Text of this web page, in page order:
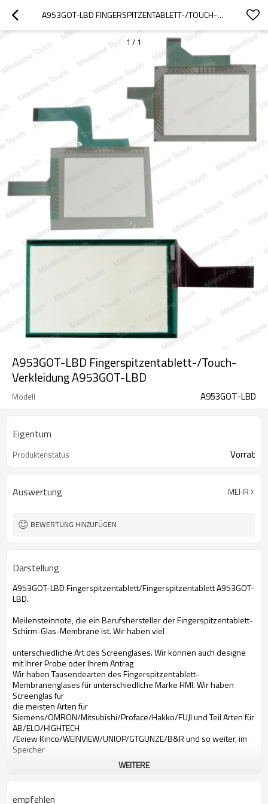
A953GOT-LBD FINGERSPITZENTABLETT-/TOUCH-VERKLEIDUNG A953GOT-LBD
1 / 1
A953GOT-LBD Fingerspitzentablett-/Touch-
Verkleidung A953GOT-LBD
Modell A953GOT-LBD
Eigentum
Produktenstatus Vorrat
Auswertung MEHR
BEWERTUNG HINZUFÜGEN
Darstellung
A953GOT-LBD Fingerspitzentablett/Fingerspitzentablett A953GOT-
LBD.
Meilensteinnote, die ein Berufshersteller der Fingerspitzentablett-
Schirm-Glas-Membrane ist. Wir haben viel
unterschiedliche Art des Screenglases. Wir können auch designe
mit Ihrer Probe oder Ihrem Antrag
Wir haben Tausendearten des Fingerspitzentablett-
Membranenglases für unterschiedliche Marke HMI. Wir haben
Screenglas für
die meisten Arten für
Siemens/OMRON/Mitsubishi/Proface/Hakko/FUJI und Teil Arten für
AB/ELO/HIGHTECH
/Eview Kinco/WEINVIEW/UNIOP/GTGUNZE/B&R und so weiter, im
Speicher
A953GOT-LBD Fingerspitzentablett
WEITERE
empfehlen